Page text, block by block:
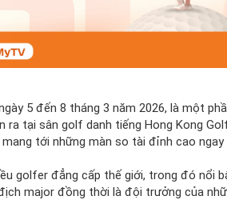
5 đến 8 tháng 3 năm 2026, là một
ra tại sân golf danh tiếng Hong Kong
tới những màn so tài đỉnh cao
golfer đẳng cấp thế giới, trong đó nổi
major đồng thời là đội trưởng của